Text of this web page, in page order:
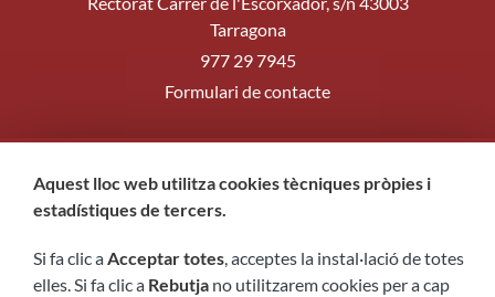
Tarragona
977 29 7945
Formulari de contacte
Segueix-nos
Aquest lloc web utilitza cookies tècniques pròpies i
estadístiques de tercers.
Si fa clic aAcceptar totes, acceptes la instal·lació de totes
elles. Si fa clic a Rebutja no utilitzarem cookies per a cap